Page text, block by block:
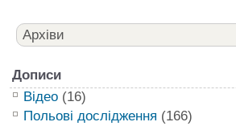
Дописи
Відео(16)
Польові дослідження (166)